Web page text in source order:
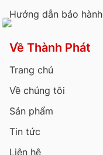
Hướng dẫn bảo hành
Về Thành Phát
Trang chủ
Về chúng tôi
Sản phẩm
Tin tức
Liên hệ